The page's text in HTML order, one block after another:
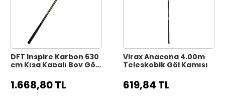
DFT Inspire Karbon 630
cm Kısa Kapalı Boy Göl
1.668,80 TL
Virax Anacona 4.00m
Teleskobik Göl Kamışı
619,84 TL